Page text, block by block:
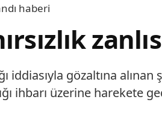
haberi
iddiasıyla gözaltına
ihbarı üzerine harekete